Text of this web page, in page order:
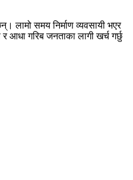
लामो समय निर्माण व्यवसायी भएर
आधा गरिब जनताका लागी खर्च गर्छु